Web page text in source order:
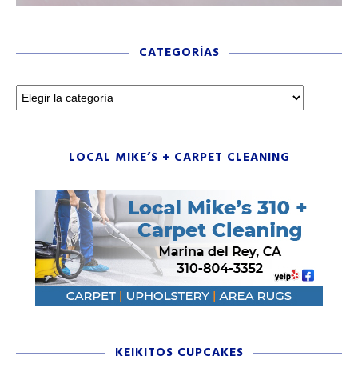
CATEGORÍAS
LOCAL MIKE’S + CARPET CLEANING
KEIKITOS CUPCAKES